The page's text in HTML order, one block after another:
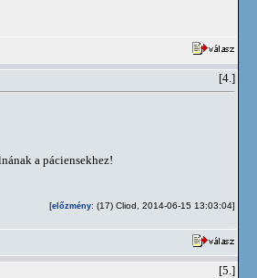
[4.]
a páciensekhez!
[előzmény: (17) Cliod, 2014-06-15 13:03:04]
[5.]